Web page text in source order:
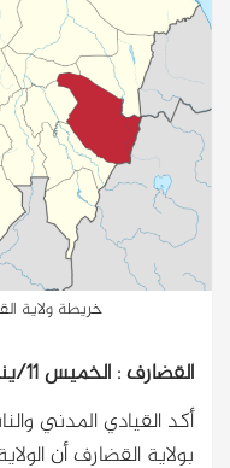
خريطة ولاية
القضارف : الخميس 11/يناير/2024: راديو دبنقا
أكد القيادي المدني
بولاية القضارف أن